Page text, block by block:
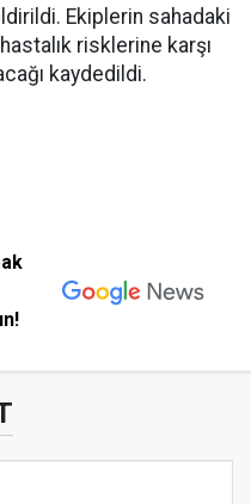
Ekiplerin sahadaki
risklerine karşı
kaydedildi.